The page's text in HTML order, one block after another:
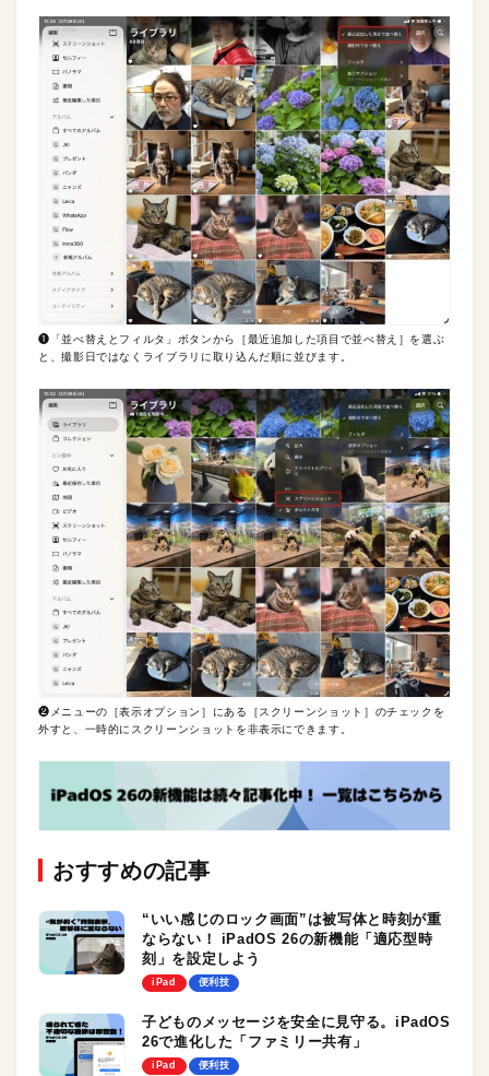
❶「並べ替えとフィルタ」ボタンから［最近追加した項目で並べ替え］を選ぶ
と、撮影日ではなくライブラリに取り込んだ順に並びます。
❷メニューの［表示オプション］にある［スクリーンショット］のチェックを
外すと、一時的にスクリーンショットを非表示にできます。
おすすめの記事
“いい感じのロック画面”は被写体と時刻が重
ならない！ iPadOS 26の新機能「適応型時
刻」を設定しよう
iPad 便利技
子どものメッセージを安全に見守る。iPadOS
26で進化した「ファミリー共有」
iPad 便利技